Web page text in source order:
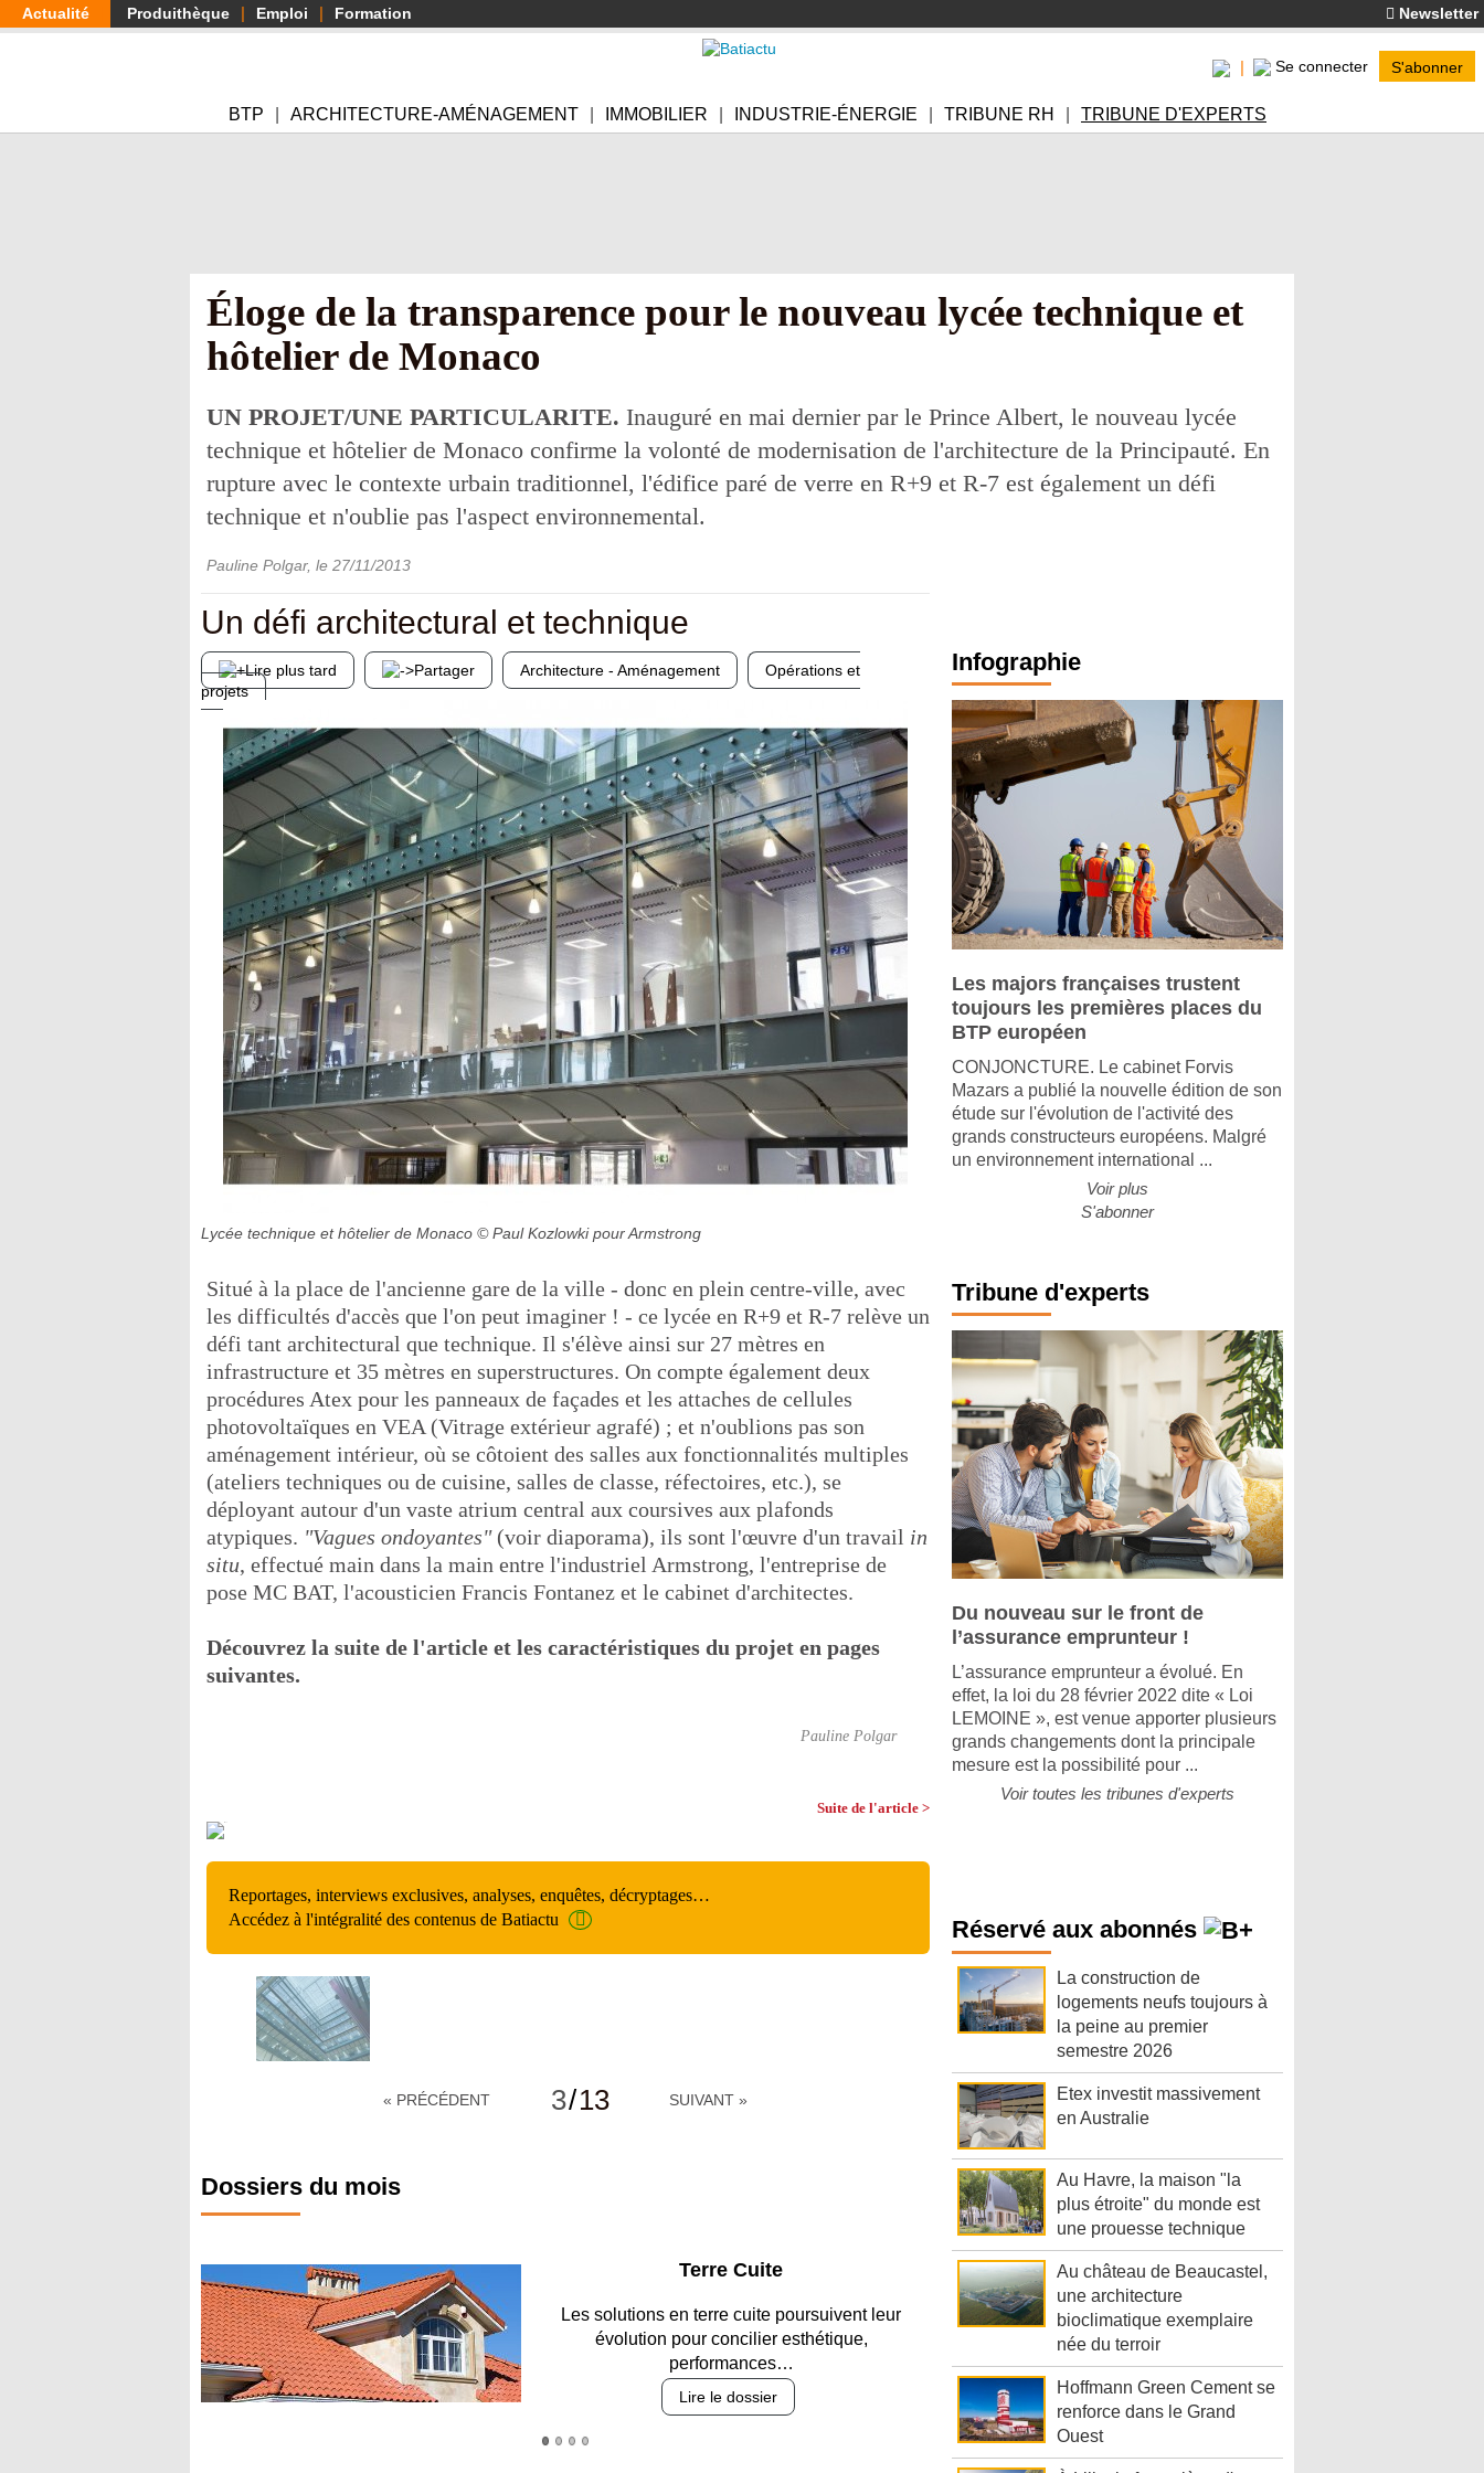
Aller
au
Actualité Produithèque Emploi Formation Newsletter
Se connecter S'abonner
BTP ARCHITECTURE-AMÉNAGEMENT IMMOBILIER INDUSTRIE-ÉNERGIE TRIBUNE RH TRIBUNE D'EXPERTS
Éloge de la transparence pour le nouveau lycée technique et
hôtelier de Monaco
UN PROJET/UNE PARTICULARITE. Inauguré en mai dernier par le Prince Albert, le nouveau lycée
technique et hôtelier de Monaco confirme la volonté de modernisation de l'architecture de la Principauté. En
rupture avec le contexte urbain traditionnel, l'édifice paré de verre en R+9 et R-7 est également un défi
technique et n'oublie pas l'aspect environnemental.
Pauline Polgar, le 27/11/2013
Un défi architectural et technique
Lire plus tard Partager Architecture - Aménagement
Opérations et
projets
Lycée technique et hôtelier de Monaco © Paul Kozlowki pour Armstrong
Situé à la place de l'ancienne gare de la ville - donc en plein centre-ville, avec
les difficultés d'accès que l'on peut imaginer ! - ce lycée en R+9 et R-7 relève un
défi tant architectural que technique. Il s'élève ainsi sur 27 mètres en
infrastructure et 35 mètres en superstructures. On compte également deux
procédures Atex pour les panneaux de façades et les attaches de cellules
photovoltaïques en VEA (Vitrage extérieur agrafé) ; et n'oublions pas son
aménagement intérieur, où se côtoient des salles aux fonctionnalités multiples
(ateliers techniques ou de cuisine, salles de classe, réfectoires, etc.), se
déployant autour d'un vaste atrium central aux coursives aux plafonds
atypiques. "Vagues ondoyantes"(voir diaporama), ils sont l'œuvre d'un travail in
situ, effectué main dans la main entre l'industriel Armstrong, l'entreprise de
pose MC BAT, l'acousticien Francis Fontanez et le cabinet d'architectes.
Découvrez la suite de l'article et les caractéristiques du projet en pages
suivantes.
Pauline Polgar
Suite de l'article >
Reportages, interviews exclusives, analyses, enquêtes, décryptages…
Accédez à l'intégralité des contenus de Batiactu
« PRÉCÉDENT 3/13 SUIVANT »
Dossiers du mois
Parking et garages
Entre circulation, sécurisation des accès, durabilité
des revêtements et intégration…
Lire le dossier
Infographie
Les majors françaises trustent
toujours les premières places du
BTP européen
CONJONCTURE. Le cabinet Forvis
Mazars a publié la nouvelle édition de son
étude sur l'évolution de l'activité des
grands constructeurs européens. Malgré
un environnement international ...
Voir plus
S'abonner
Tribune d'experts
Du nouveau sur le front de
l’assurance emprunteur !
L’assurance emprunteur a évolué. En
effet, la loi du 28 février 2022 dite « Loi
LEMOINE », est venue apporter plusieurs
grands changements dont la principale
mesure est la possibilité pour ...
Voir toutes les tribunes d'experts
Réservé aux abonnés
La construction de
logements neufs toujours à
la peine au premier
semestre 2026
Etex investit massivement
en Australie
Au Havre, la maison "la
plus étroite" du monde est
une prouesse technique
Au château de Beaucastel,
une architecture
bioclimatique exemplaire
née du terroir
Hoffmann Green Cement se
renforce dans le Grand
Ouest